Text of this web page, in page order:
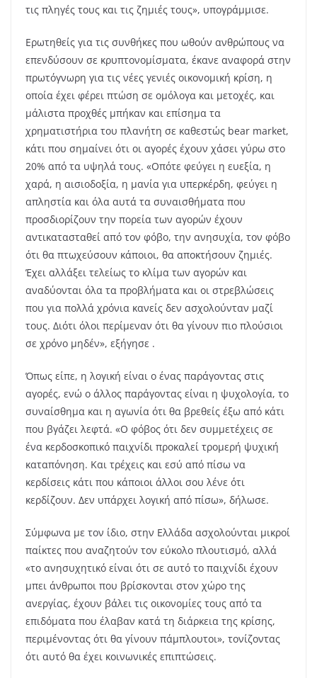
τις πληγές τους και τις ζημιές τους», υπογράμμισε.
Ερωτηθείς για τις συνθήκες που ωθούν ανθρώπους να
επενδύσουν σε κρυπτονομίσματα, έκανε αναφορά στην
πρωτόγνωρη για τις νέες γενιές οικονομική κρίση, η
οποία έχει φέρει πτώση σε ομόλογα και μετοχές, και
μάλιστα προχθές μπήκαν και επίσημα τα
χρηματιστήρια του πλανήτη σε καθεστώς bear market,
κάτι που σημαίνει ότι οι αγορές έχουν χάσει γύρω στο
20% από τα υψηλά τους. «Οπότε φεύγει η ευεξία, η
χαρά, η αισιοδοξία, η μανία για υπερκέρδη, φεύγει η
απληστία και όλα αυτά τα συναισθήματα που
προσδιορίζουν την πορεία των αγορών έχουν
αντικατασταθεί από τον φόβο, την ανησυχία, τον φόβο
ότι θα πτωχεύσουν κάποιοι, θα αποκτήσουν ζημιές.
Έχει αλλάξει τελείως το κλίμα των αγορών και
αναδύονται όλα τα προβλήματα και οι στρεβλώσεις
που για πολλά χρόνια κανείς δεν ασχολούνταν μαζί
τους. Διότι όλοι περίμεναν ότι θα γίνουν πιο πλούσιοι
σε χρόνο μηδέν», εξήγησε .
Όπως είπε, η λογική είναι ο ένας παράγοντας στις
αγορές, ενώ ο άλλος παράγοντας είναι η ψυχολογία, το
συναίσθημα και η αγωνία ότι θα βρεθείς έξω από κάτι
που βγάζει λεφτά. «Ο φόβος ότι δεν συμμετέχεις σε
ένα κερδοσκοπικό παιχνίδι προκαλεί τρομερή ψυχική
καταπόνηση. Και τρέχεις και εσύ από πίσω να
κερδίσεις κάτι που κάποιοι άλλοι σου λένε ότι
κερδίζουν. Δεν υπάρχει λογική από πίσω», δήλωσε.
Σύμφωνα με τον ίδιο, στην Ελλάδα ασχολούνται μικροί
παίκτες που αναζητούν τον εύκολο πλουτισμό, αλλά
«το ανησυχητικό είναι ότι σε αυτό το παιχνίδι έχουν
μπει άνθρωποι που βρίσκονται στον χώρο της
ανεργίας, έχουν βάλει τις οικονομίες τους από τα
επιδόματα που έλαβαν κατά τη διάρκεια της κρίσης,
περιμένοντας ότι θα γίνουν πάμπλουτοι», τονίζοντας
ότι αυτό θα έχει κοινωνικές επιπτώσεις.